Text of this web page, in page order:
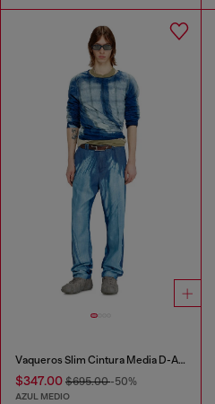
Vaqueros Slim Cintura Media D-ASKAR
$347.00 $695.00-50%
AZUL MEDIO